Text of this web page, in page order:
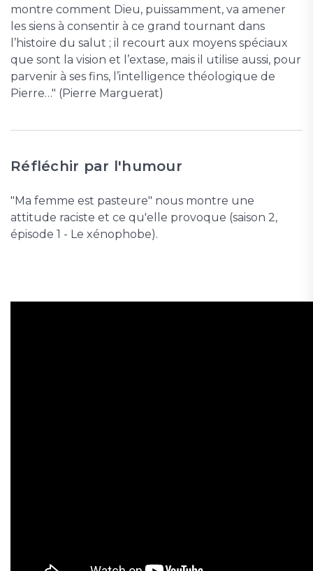
montre comment Dieu, puissamment, va amener
les siens à consentir à ce grand tournant dans
l’histoire du salut ; il recourt aux moyens spéciaux
que sont la vision et l’extase, mais il utilise aussi, pour
parvenir à ses fins, l’intelligence théologique de
Pierre…" (Pierre Marguerat)
Réfléchir par l'humour
"Ma femme est pasteure" nous montre une
attitude raciste et ce qu'elle provoque (saison 2,
épisode 1 - Le xénophobe).